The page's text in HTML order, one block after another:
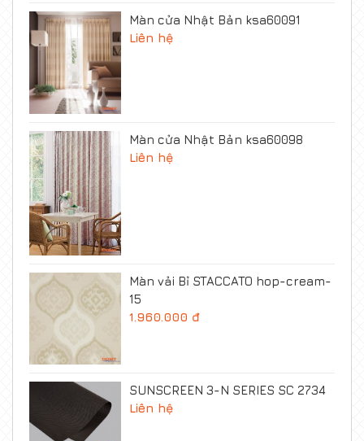
Màn cửa Nhật Bản ksa60091
Liên hệ
Màn cửa Nhật Bản ksa60098
Liên hệ
Màn vải Bỉ STACCATO hop-cream-
15
1.960.000 đ
SUNSCREEN 3-N SERIES SC 2734
Liên hệ